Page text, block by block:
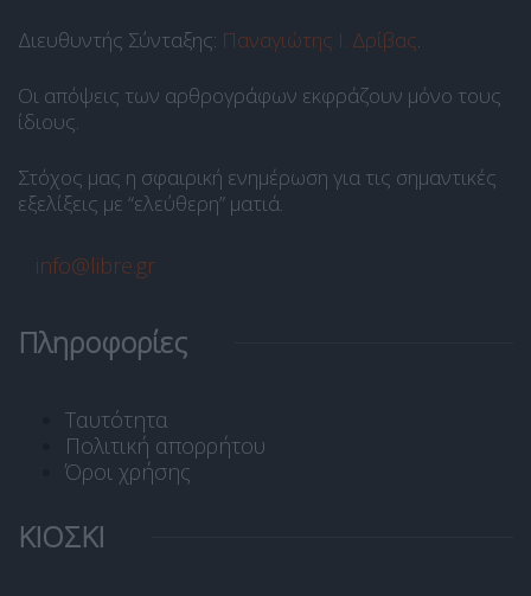
Διευθυντής Σύνταξης: Παναγιώτης Ι. Δρίβας.
Οι απόψεις των αρθρογράφων εκφράζουν μόνο τους
ίδιους.
Στόχος μας η σφαιρική ενημέρωση για τις σημαντικές
εξελίξεις με “ελεύθερη” ματιά.
info@libre.gr
Πληροφορίες
Ταυτότητα
Πολιτική απορρήτου
Όροι χρήσης
ΚΙΟΣΚΙ